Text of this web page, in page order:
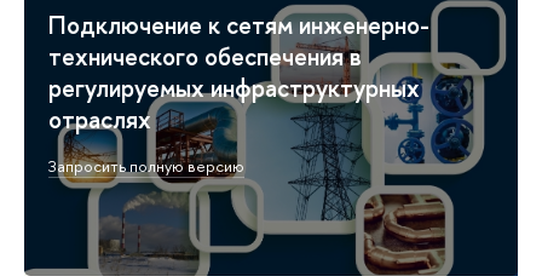
Подключение к сетям инженерно-
технического обеспечения в
регулируемых инфраструктурных
отраслях
Запросить полную версию